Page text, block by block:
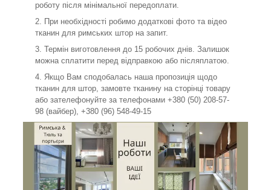
роботу після мінімальної передоплати.
При необхідності робимо додаткові фото та відео
тканин для римських штор на запит.
Термін виготовлення до 15 робочих днів. Залишок
можна сплатити перед відправкою або післяплатою.
Якщо Вам сподобалась наша пропозиція щодо
тканин для штор, замовте тканину на сторінці товару
або зателефонуйте за телефонами +380 (50) 208-57-
98 (вайбер), +380 (96) 548-49-15